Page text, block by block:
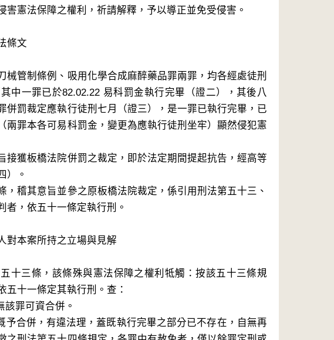
害憲法保障之權利，祈請解釋，予以導正並免受侵害。
條文
械管制條例、吸用化學合成麻醉藥品罪兩罪，均各經處徒刑
中一罪已於82.02.22 易科罰金執行完畢（證二），其後八
併罰裁定應執行徒刑七月（證三），是一罪已執行完畢，已
兩罪本各可易科罰金，變更為應執行徒刑坐牢）顯然侵犯憲
接獲板橋法院併罰之裁定，即於法定期間提起抗告，經高等
）。
，稽其意旨並參之原板橋法院裁定，係引用刑法第五十三、
者，依五十一條定執行刑。
對本案所持之立場與見解
十三條，該條殊與憲法保障之權利牴觸：按該五十三條規
五十一條定其執行刑。查：
罪可資合併。
予合併，有違法理，蓋既執行完畢之部分已不存在，自無再